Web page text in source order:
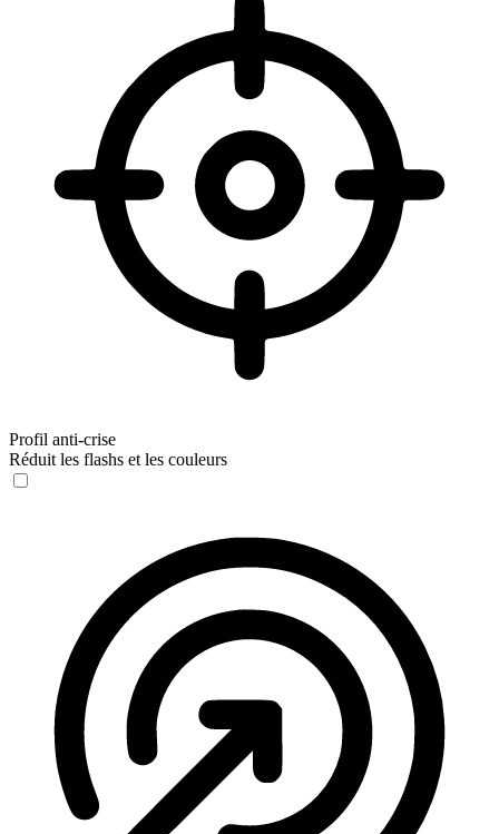
Profil anti-crise
Réduit les flashs et les couleurs